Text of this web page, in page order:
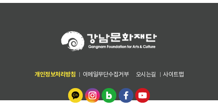
개인정보처리방침 이메일무단수집거부 오시는길 사이트맵